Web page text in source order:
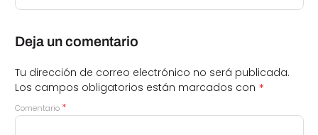
Deja un comentario
Tu dirección de correo electrónico no será publicada.
Los campos obligatorios están marcados con *
Comentario *